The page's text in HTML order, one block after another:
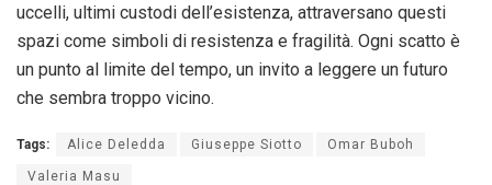
uccelli, ultimi custodi dell’esistenza, attraversano questi
spazi come simboli di resistenza e fragilità. Ogni scatto è
un punto al limite del tempo, un invito a leggere un futuro
che sembra troppo vicino.
Tags: Alice Deledda Giuseppe Siotto Omar Buboh
Valeria Masu